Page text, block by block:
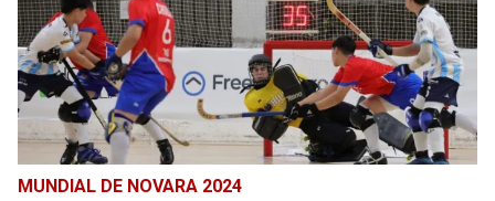
MUNDIAL DE NOVARA 2024